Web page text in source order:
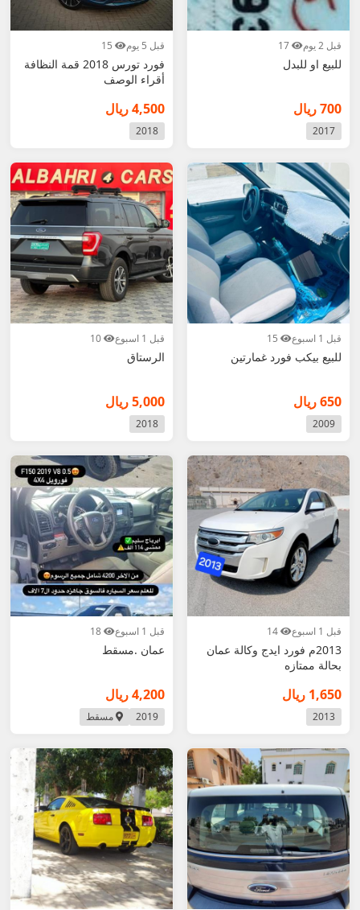
قبل 2 يوم
للبيع او للبدل
700 ريال
2017
قبل 5 يوم
فورد تورس 2018 قمة النظافة
أقراء الوصف
4,500 ريال
2018
قبل 1 اسبوع
للبيع بيكب فورد غمارتين
650 ريال
2009
قبل 1 اسبوع
الرستاق
5,000 ريال
2018
قبل 1 اسبوع
2013م فورد ايدج وكالة عمان
بحالة ممتازه
1,650 ريال
2013
قبل 1 اسبوع
عمان .مسقط
4,200 ريال
2019 مسقط